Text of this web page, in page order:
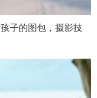
子的图包，摄影技